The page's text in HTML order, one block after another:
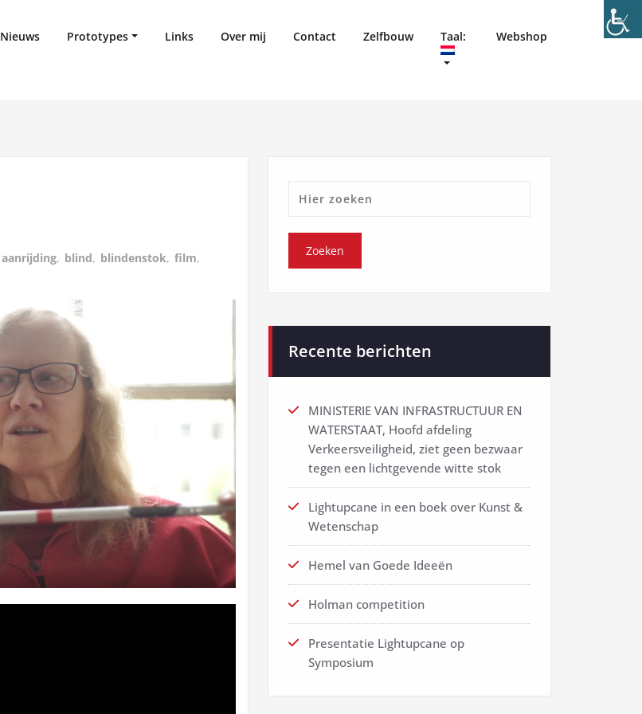
Nieuws Prototypes Links Over mij Contact Zelfbouw Taal: Webshop
aanrijding, blind, blindenstok, film,
Recente berichten
MINISTERIE VAN INFRASTRUCTUUR EN
WATERSTAAT, Hoofd afdeling
Verkeersveiligheid, ziet geen bezwaar
tegen een lichtgevende witte stok
Lightupcane in een boek over Kunst &
Wetenschap
Hemel van Goede Ideeën
Holman competition
Presentatie Lightupcane op
Symposium